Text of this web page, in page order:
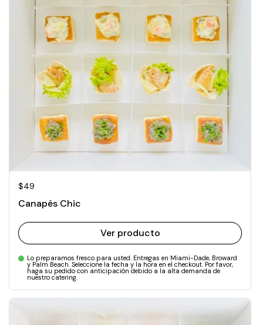
Precio normal
$49
Canapés Chic
Ver producto
Lo preparamos fresco para usted. Entregas en Miami-Dade, Broward
y Palm Beach. Seleccione la fecha y la hora en el checkout. Por favor,
haga su pedido con anticipación debido a la alta demanda de
nuestro catering.